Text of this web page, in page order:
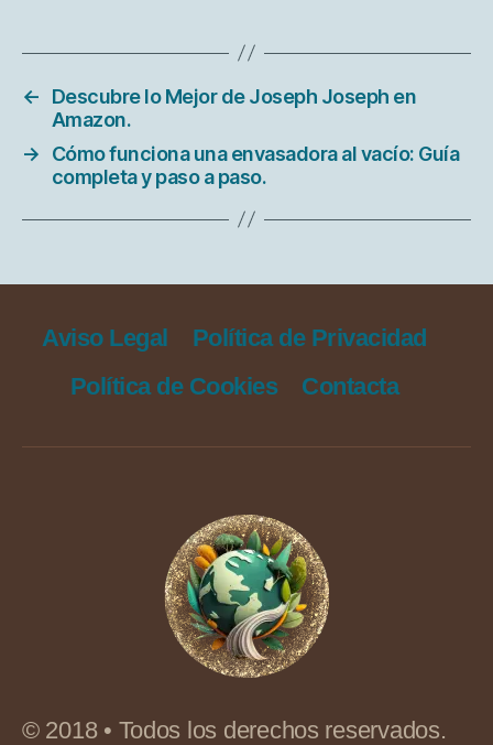
←
Descubre lo Mejor de Joseph Joseph en
Amazon.
→
Cómo funciona una envasadora al vacío: Guía
completa y paso a paso.
Aviso Legal
Política de Privacidad
Política de Cookies
Contacta
© 2018 • Todos los derechos reservados.